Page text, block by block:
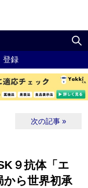
登録
次の記事 »
９抗体「エ
から世界初承